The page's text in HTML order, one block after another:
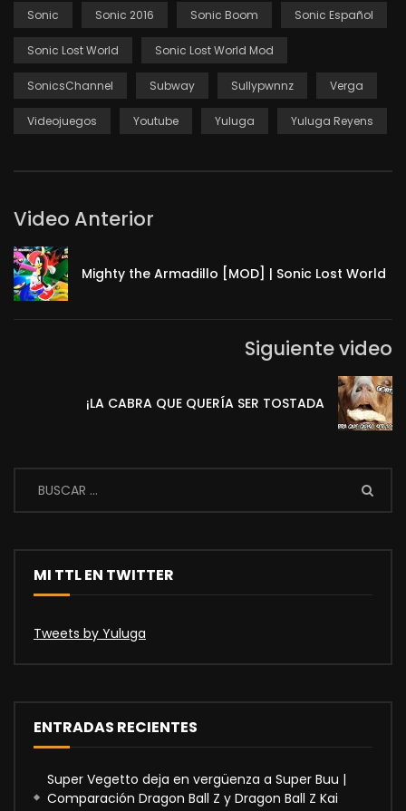
Sonic Sonic 2016 Sonic Boom Sonic Español
Sonic Lost World Sonic Lost World Mod
SonicsChannel Subway Sullypwnnz Verga
Videojuegos Youtube Yuluga Yuluga Reyens
Video Anterior
Mighty the Armadillo [MOD] | Sonic Lost World
Siguiente video
¡LA CABRA QUE QUERÍA SER TOSTADA
MI TTL EN TWITTER
Tweets by Yuluga
ENTRADAS RECIENTES
Super Vegetto deja en vergüenza a Super Buu |
Comparación Dragon Ball Z y Dragon Ball Z Kai